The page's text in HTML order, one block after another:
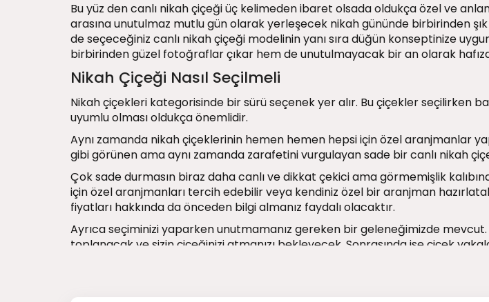
Bu yüz den canlı nikah çiçeği üç kelimeden ibaret olsada oldukça özel ve
arasına unutulmaz mutlu gün olarak yerleşecek nikah gününde birbirinden
de seçeceğiniz canlı nikah çiçeği modelinin yanı sıra düğün konseptinize
birbirinden güzel fotoğraflar çıkar hem de unutulmayacak bir an olarak
Nikah Çiçeği Nasıl Seçilmeli
Nikah çiçekleri kategorisinde bir sürü seçenek yer alır. Bu çiçekler seçilirken
uyumlu olması oldukça önemlidir.
Aynı zamanda nikah çiçeklerinin hemen hemen hepsi için özel aranjmanlar
gibi görünen ama aynı zamanda zarafetini vurgulayan sade bir canlı nikah
Çok sade durmasın biraz daha canlı ve dikkat çekici ama görmemişlik
için özel aranjmanları tercih edebilir veya kendiniz özel bir aranjman
fiyatları hakkında da önceden bilgi almanız faydalı olacaktır.
Ayrıca seçiminizi yaparken unutmamanız gereken bir geleneğimizde mevcut.
toplanacak ve sizin çiçeğinizi atmanızı bekleyecek. Sonrasında ise çiçek